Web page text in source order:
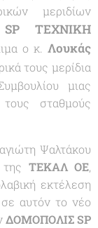
μεριδίων
ΤΕΧΝΙΚΗ
ο κ. Λουκάς
τους μερίδια
μιας
τους σταθμούς
Ψαλτάκου
ΤΕΚΑΛ ΟΕ,
εκτέλεση
σε αυτόν το νέο
ΔΟΜΟΠΟΛΙΣ SP